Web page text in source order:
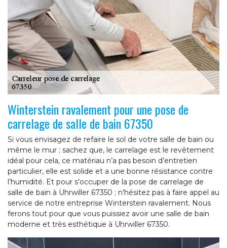
Winterstein ravalement pour une pose de
carrelage de salle de bain 67350
Si vous envisagez de refaire le sol de votre salle de bain ou
même le mur ; sachez que, le carrelage est le revêtement
idéal pour cela, ce matériau n’a pas besoin d’entretien
particulier, elle est solide et a une bonne résistance contre
l’humidité. Et pour s’occuper de la pose de carrelage de
salle de bain à Uhrwiller 67350 ; n’hésitez pas à faire appel au
service de notre entreprise Winterstein ravalement. Nous
ferons tout pour que vous puissiez avoir une salle de bain
moderne et très esthétique à Uhrwiller 67350.